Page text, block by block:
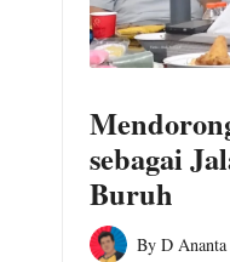
sebagai
Buruh
By D Ananta